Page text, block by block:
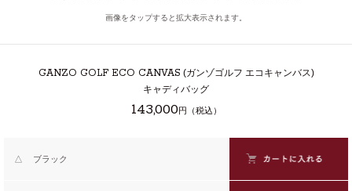
画像をタップすると拡大表示されます。
GANZO GOLF ECO CANVAS (ガンゾゴルフ エコキャンバス)
キャディバッグ
143,000円（税込）
△ ブラック